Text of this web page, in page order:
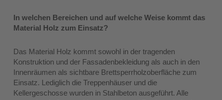
In welchen Bereichen und auf welche Weise kommt das
Material Holz zum Einsatz?
Das Material Holz kommt sowohl in der tragenden
Konstruktion und der Fassadenbekleidung als auch in den
Innenräumen als sichtbare Brettsperrholzoberfläche zum
Einsatz. Lediglich die Treppenhäuser und die
Kellergeschosse wurden in Stahlbeton ausgeführt. Alle